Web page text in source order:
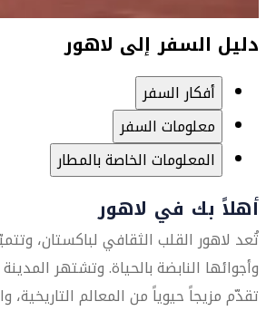
دليل السفر إلى لاهور
أفكار السفر
معلومات السفر
المعلومات الخاصة بالمطار
أهلاً بك في لاهور
تُعد لاهور القلب الثقافي لباكستان،
وأجوائها النابضة بالحياة. وتشتهر
تقدّم مزيجاً حيوياً من المعالم